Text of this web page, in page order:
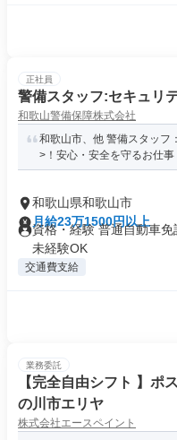
正社員
警備スタッフ:セキュリ
和歌山警備保障株式会社
和歌山市、他 警備スタッフ
>！安心・安全を守るお仕事
和歌山県和歌山市
月給23万1500円以上
資格・経験 普通自動車免
未経験OK
交通費支給
業務委託
【完全自由シフト 】ポ
の川市エリヤ
株式会社エースペイント